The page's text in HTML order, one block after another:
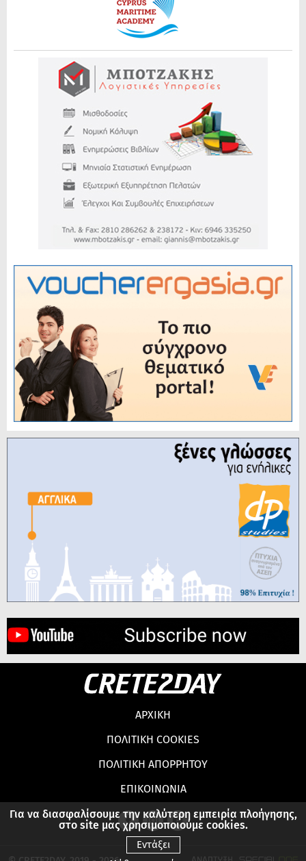
Για να διασφαλίσουμε την καλύτερη εμπειρία πλοήγησης,
στο site μας χρησιμοποιούμε cookies.
Εντάξει
ΑΡΧΙΚΗ
ΠΟΛΙΤΙΚΗ COOKIES
ΠΟΛΙΤΙΚΗ ΑΠΟΡΡΗΤΟΥ
ΕΠΙΚΟΙΝΩΝΙΑ